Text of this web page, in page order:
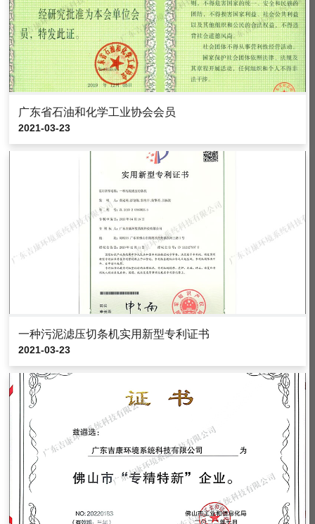
广东省石油和化学工业协会会员
2021-03-23
一种污泥滤压切条机实用新型专利证书
2021-03-23